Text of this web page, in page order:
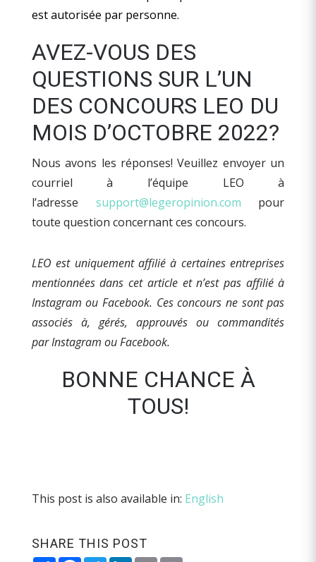
est autorisée par personne.
AVEZ-VOUS DES
QUESTIONS SUR L’UN
DES CONCOURS LEO DU
MOIS D’OCTOBRE 2022?
Nous avons les réponses! Veuillez envoyer un
courriel à l’équipe LEO à
l’adresse support@legeropinion.com pour
toute question concernant ces concours.
LEO est uniquement affilié à certaines entreprises
mentionnées dans cet article et n’est pas affilié à
Instagram ou Facebook. Ces concours ne sont pas
associés à, gérés, approuvés ou commandités
par Instagram ou Facebook.
BONNE CHANCE À
TOUS!
This post is also available in: English
SHARE THIS POST